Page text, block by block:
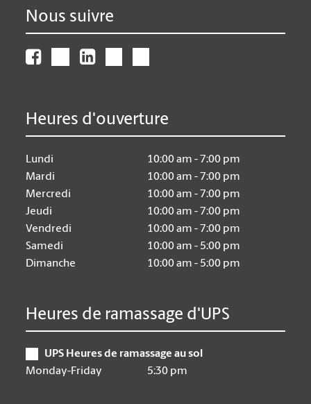
Nous suivre
Heures d'ouverture
Lundi
10:00 am - 7:00 pm
Mardi
10:00 am - 7:00 pm
Mercredi
10:00 am - 7:00 pm
Jeudi
10:00 am - 7:00 pm
Vendredi
10:00 am - 7:00 pm
Samedi
10:00 am - 5:00 pm
Dimanche
10:00 am - 5:00 pm
Heures de ramassage d'UPS
UPS Heures de ramassage au sol
Monday-Friday
5:30 pm